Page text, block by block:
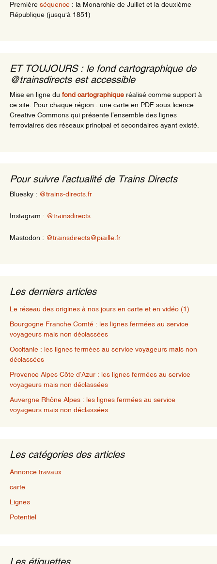
Première séquence : la Monarchie de Juillet et la deuxième
République (jusqu'à 1851)
ET TOUJOURS : le fond cartographique de
@trainsdirects est accessible
Mise en ligne du fond cartographique réalisé comme support à
ce site. Pour chaque région : une carte en PDF sous licence
Creative Commons qui présente l’ensemble des lignes
ferroviaires des réseaux principal et secondaires ayant existé.
Pour suivre l’actualité de Trains Directs
Bluesky : @trains-directs.fr
Instagram : @trainsdirects
Mastodon : @trainsdirects@piaille.fr
Les derniers articles
Le réseau des origines à nos jours en carte et en vidéo (1)
Bourgogne Franche Comté : les lignes fermées au service
voyageurs mais non déclassées
Occitanie : les lignes fermées au service voyageurs mais non
déclassées
Provence Alpes Côte d’Azur : les lignes fermées au service
voyageurs mais non déclassées
Auvergne Rhône Alpes : les lignes fermées au service
voyageurs mais non déclassées
Les catégories des articles
Annonce travaux
carte
Lignes
Potentiel
Les étiquettes